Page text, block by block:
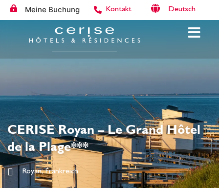
Meine Buchung Kontakt Deutsch
CERISE Royan – Le Grand Hôtel
de la Plage***
Royan, Frankreich